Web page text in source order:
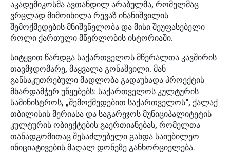
აკადემიკოსმა ავთანდილ არაბულმა, რომელმაც
ვრცლად მიმოიხილა რევაზ ინანიშვილის
შემოქმედების მნიშვნელობა და მისი შეუფასებელი
როლი ქართული მწერლობის ისტორიაში.
სიტყვით წარდგა საქართველოს მწერალთა კავშირის
თავმჯდომარე, მაყვალა გონაშვილი. მან
განსაკუთრებული მადლობა გადაუხადა პროექტის
მხარდამჭერ უწყებებს: საქართველოს კულტურის
სამინისტროს, „შემოქმედებით საქართველოს“, ქალაქ
თბილისის მერიასა და საგარეჯოს მუნიციპალიტეტის
კულტურის ობიექტების გაერთიანებას, რომელთა
თანადგომითაც შესაძლებელი გახდა საიუბილეო
ინიციატივების მაღალ დონეზე განხორციელება.